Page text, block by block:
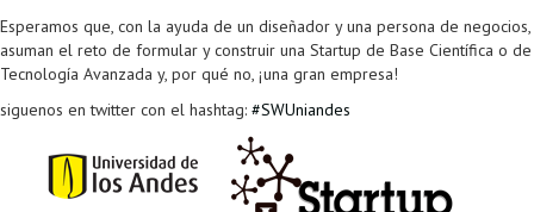
Esperamos que, con la ayuda de un diseñador y una persona de negocios,
asuman el reto de formular y construir una Startup de Base Científica o de
Tecnología Avanzada y, por qué no, ¡una gran empresa!
siguenos en twitter con el hashtag: #SWUniandes